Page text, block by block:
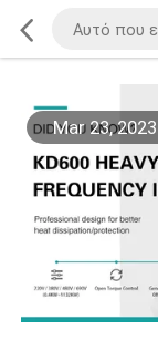
Mar 23, 2023